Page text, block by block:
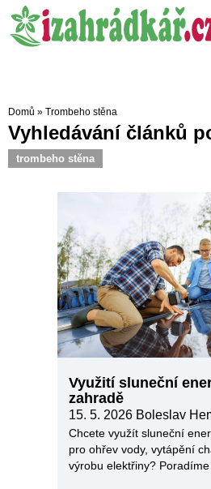
Domů » Trombeho stěna
Vyhledávání článků
trombeho stěna
Využití sluneční
zahradě
15. 5. 2026 Boleslav
Chcete využít sluneční
pro ohřev vody, vytápění
výrobu elektřiny? Poradíme